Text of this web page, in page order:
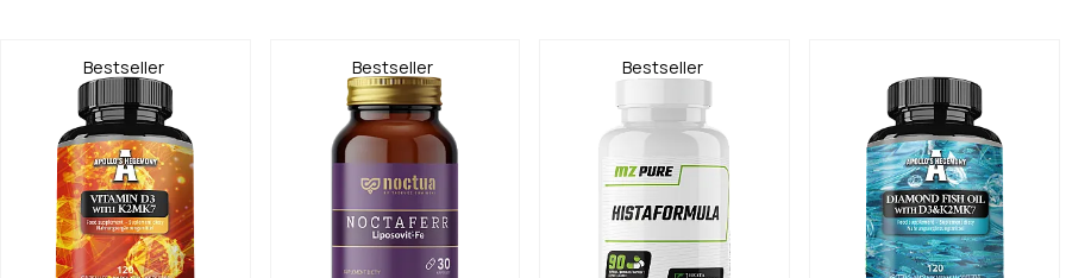
Bestseller Bestseller Bestseller